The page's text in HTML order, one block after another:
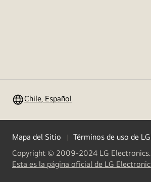
Chile, Español
Mapa del Sitio Términos de uso de
Copyright © 2009-2024 LG Electronics.
Esta es la página oficial de LG